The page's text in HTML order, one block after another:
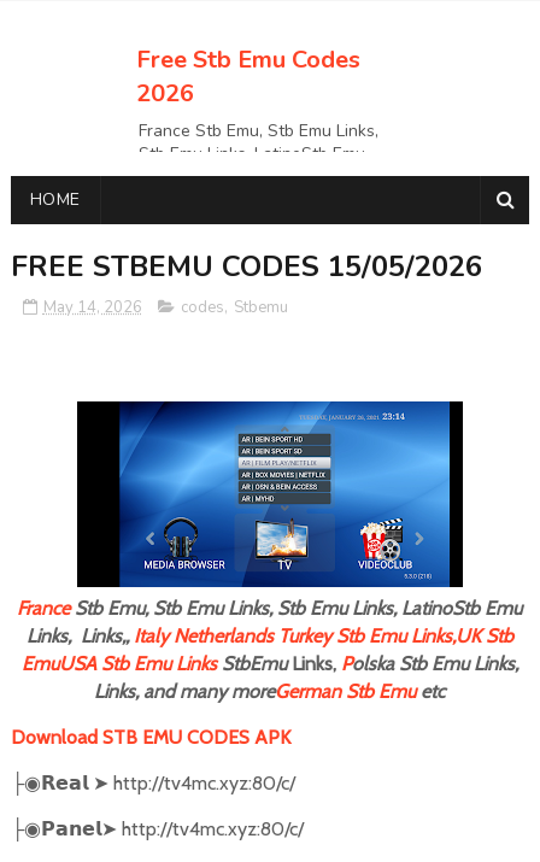
Free Stb Emu Codes
2026
France Stb Emu, Stb Emu Links,
Stb Emu Links, LatinoStb Emu
Links, Links,, Italy Netherlands
EmuUSA Stb Emu Links StbEmu
HOME
FREE STBEMU CODES 15/05/2026
May 14, 2026 codes, Stbemu
FranceStb Emu, Stb Emu Links, Stb Emu Links, LatinoStb Emu
Links, Links,, ItalyNetherlands Turkey Stb Emu Links,UK Stb
EmuUSA Stb Emu LinksStbEmuLinks, Polska Stb Emu Links,
Links, and many moreGerman Stb Emuetc
Download STB EMU CODES APK
├◉ 𝗥𝗲𝗮𝗹 ➤ http://tv4mc.xyz:80/c/
├◉ 𝗣𝗮𝗻𝗲𝗹➤ http://tv4mc.xyz:80/c/